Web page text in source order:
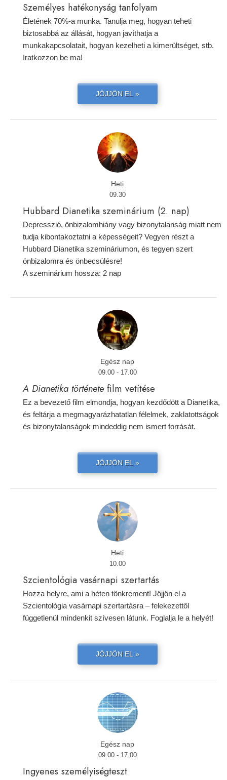
Személyes hatékonyság tanfolyam
Életének 70%-a munka. Tanulja meg, hogyan teheti
biztosabbá az állását, hogyan javíthatja a
munkakapcsolatait, hogyan kezelheti a kimerültséget, stb.
Iratkozzon be ma!
JÖJJÖN EL »
Heti
09.30
Hubbard Dianetika szeminárium (2. nap)
Depresszió, önbizalomhiány vagy bizonytalanság miatt nem
tudja kibontakoztatni a képességeit? Vegyen részt a
Hubbard Dianetika szemináriumon, és tegyen szert
önbizalomra és önbecsülésre!
A szeminárium hossza: 2 nap
Egész nap
09.00 - 17.00
A Dianetika története film vetítése
Ez a bevezető film elmondja, hogyan kezdődött a Dianetika,
és feltárja a megmagyarázhatatlan félelmek, zaklatottságok
és bizonytalanságok mindeddig nem ismert forrását.
JÖJJÖN EL »
Heti
10.00
Szcientológia vasárnapi szertartás
Hozza helyre, ami a héten tönkrement! Jöjjön el a
Szcientológia vasárnapi szertartásra – felekezettől
függetlenül mindenkit szívesen látunk. Foglalja le a helyét!
JÖJJÖN EL »
Egész nap
09.00 - 17.00
Ingyenes személyiségteszt